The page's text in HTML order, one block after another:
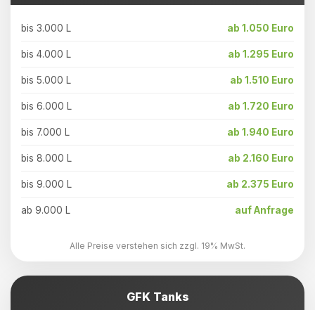
bis 3.000 L ab 1.050 Euro
bis 4.000 L ab 1.295 Euro
bis 5.000 L ab 1.510 Euro
bis 6.000 L ab 1.720 Euro
bis 7.000 L ab 1.940 Euro
bis 8.000 L ab 2.160 Euro
bis 9.000 L ab 2.375 Euro
ab 9.000 L auf Anfrage
Alle Preise verstehen sich zzgl. 19% MwSt.
GFK Tanks